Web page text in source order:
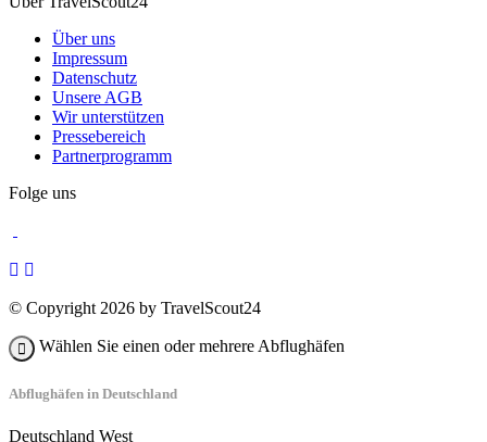
Über uns
Impressum
Datenschutz
Unsere AGB
Wir unterstützen
Pressebereich
Partnerprogramm
Folge uns
© Copyright 2026 by TravelScout24
Wählen Sie einen oder mehrere Abflughäfen
Abflughäfen in Deutschland
Deutschland West